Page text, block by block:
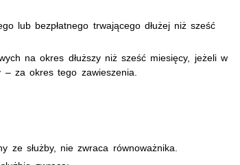
lub bezpłatnego trwającego dłużej niż sześć
na okres dłuższy niż sześć miesięcy, jeżeli w
– za okres tego zawieszenia.
ze służby, nie zwraca równoważnika.